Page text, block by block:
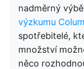
nadměrný
výzkumu
spotřebitelé,
množství
něco